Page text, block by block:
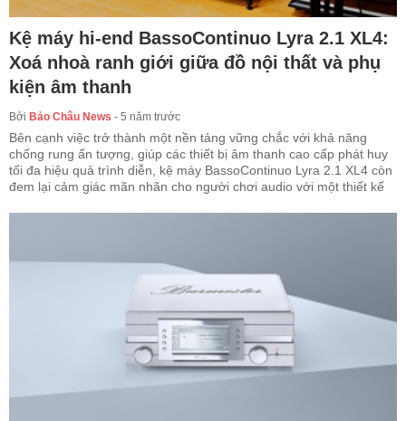
Kệ máy hi-end BassoContinuo Lyra 2.1 XL4:
Xoá nhoà ranh giới giữa đồ nội thất và phụ
kiện âm thanh
Bởi Bảo Châu News - 5 năm trước
Bên cạnh việc trở thành một nền tảng vững chắc với khả năng
chống rung ấn tượng, giúp các thiết bị âm thanh cao cấp phát huy
tối đa hiệu quả trình diễn, kệ máy BassoContinuo Lyra 2.1 XL4 còn
đem lại cảm giác mãn nhãn cho người chơi audio với một thiết kế